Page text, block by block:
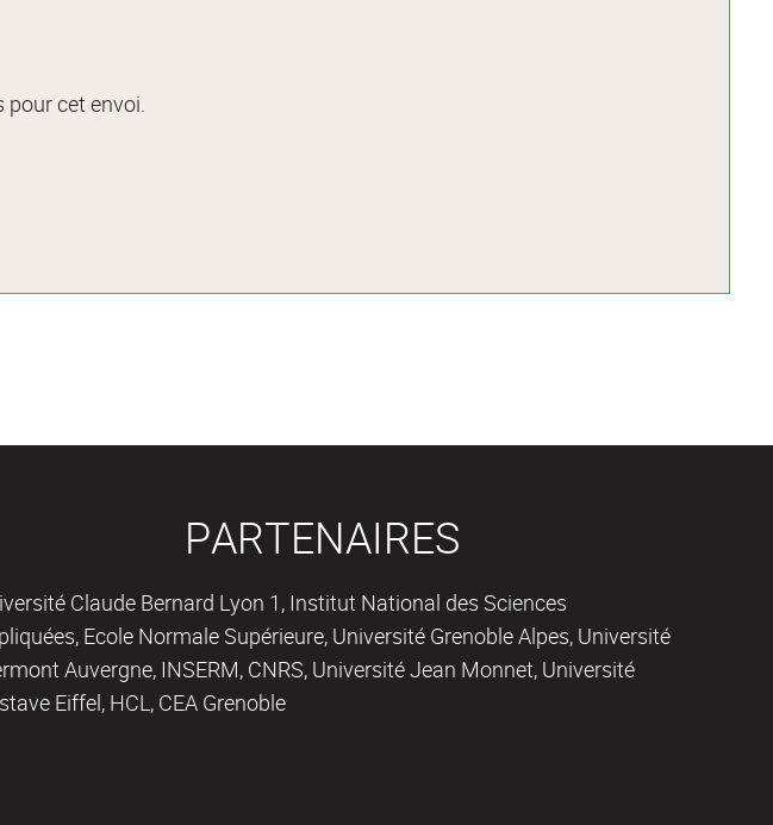
pour cet envoi.
PARTENAIRES
Claude Bernard Lyon 1, Institut National des Sciences
Ecole Normale Supérieure, Université Grenoble Alpes, Université
Auvergne, INSERM, CNRS, Université Jean Monnet, Université
Eiffel, HCL, CEA Grenoble